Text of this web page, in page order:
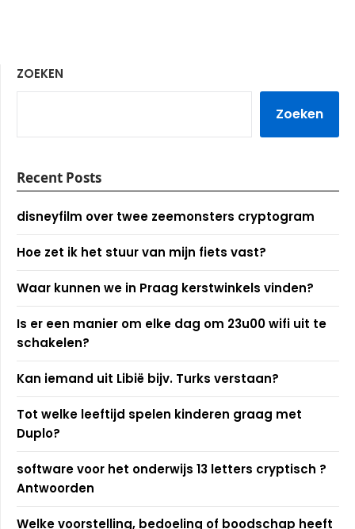
ZOEKEN
Zoeken
Recent Posts
disneyfilm over twee zeemonsters cryptogram
Hoe zet ik het stuur van mijn fiets vast?
Waar kunnen we in Praag kerstwinkels vinden?
Is er een manier om elke dag om 23u00 wifi uit te
schakelen?
Kan iemand uit Libië bijv. Turks verstaan?
Tot welke leeftijd spelen kinderen graag met
Duplo?
software voor het onderwijs 13 letters cryptisch ?
Antwoorden
Welke voorstelling, bedoeling of boodschap heeft